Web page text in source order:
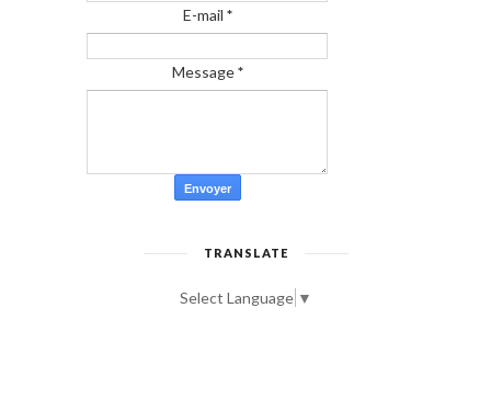
E-mail *
Message*
TRANSLATE
Select Language ▼